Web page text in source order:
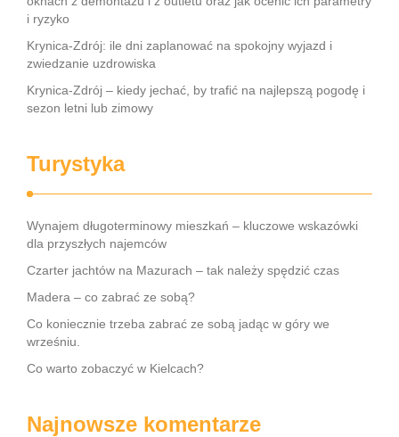
i ryzyko
Krynica-Zdrój: ile dni zaplanować na spokojny wyjazd i
zwiedzanie uzdrowiska
Krynica-Zdrój – kiedy jechać, by trafić na najlepszą pogodę i
sezon letni lub zimowy
Turystyka
Wynajem długoterminowy mieszkań – kluczowe wskazówki
dla przyszłych najemców
Czarter jachtów na Mazurach – tak należy spędzić czas
Madera – co zabrać ze sobą?
Co koniecznie trzeba zabrać ze sobą jadąc w góry we
wrześniu.
Co warto zobaczyć w Kielcach?
Najnowsze komentarze